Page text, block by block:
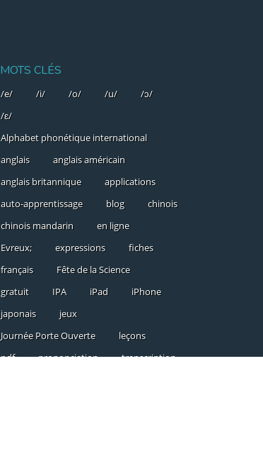
MOTS CLÉS
/e/ /i/ /o/ /u/
/ɔ/
/ɛ/
Alphabet phonétique international
anglais
anglais américain
anglais britannique
applications
auto-apprentissage
blog
chinois
chinois mandarin
en ligne
Evreux;
expressions
fiches
français
Fête de la Science
gratuit
IPA iPad
iPhone
japonais
jeux
Journée Porte Ouverte
leçons
pdf
prononciation
transcription